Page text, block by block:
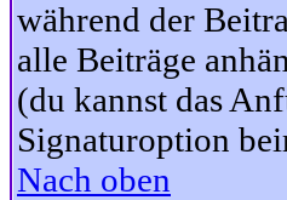
während der
alle Beiträge
(du kannst das
Signaturoption
Nach oben